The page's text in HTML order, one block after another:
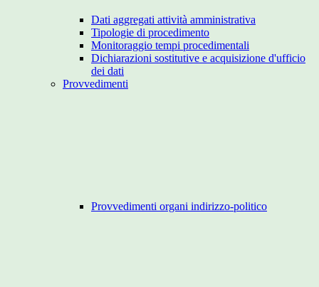
Dati aggregati attività amministrativa
Tipologie di procedimento
Monitoraggio tempi procedimentali
Dichiarazioni sostitutive e acquisizione d'ufficio
dei dati
Provvedimenti
Provvedimenti organi indirizzo-politico